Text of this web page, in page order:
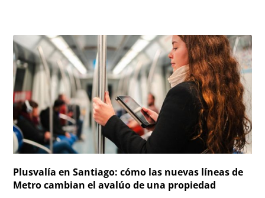
Plusvalía en Santiago: cómo las nuevas líneas de
Metro cambian el avalúo de una propiedad